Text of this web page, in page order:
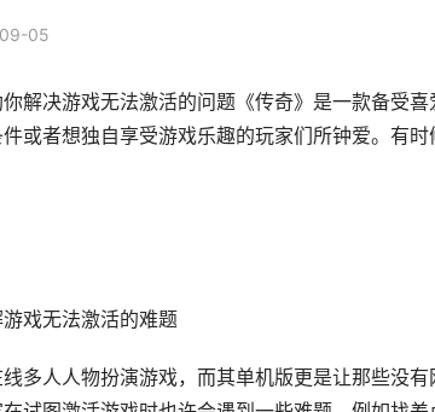
05
解决游戏无法激活的问题《传奇》是一款备受
或者想独自享受游戏乐趣的玩家们所钟爱。有
戏无法激活的难题
线多人人物扮演游戏，而其单机版更是让那些没